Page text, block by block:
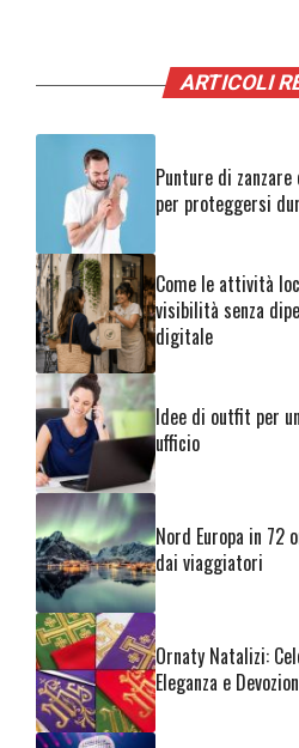
ARTICOLI
Punture di
per proteggersi
Come le attività
visibilità senza
digitale
Idee di outfit per
ufficio
Nord Europa in
dai viaggiatori
Ornaty Natalizi:
Eleganza e